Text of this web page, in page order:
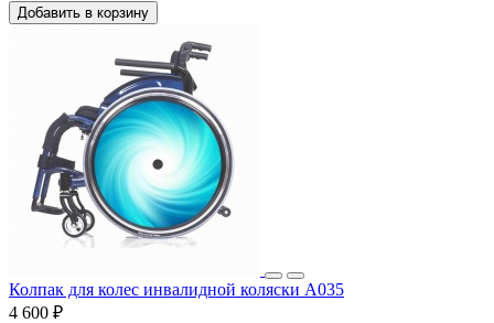
Добавить в корзину
Колпак для колес инвалидной коляски A035
4 600 ₽